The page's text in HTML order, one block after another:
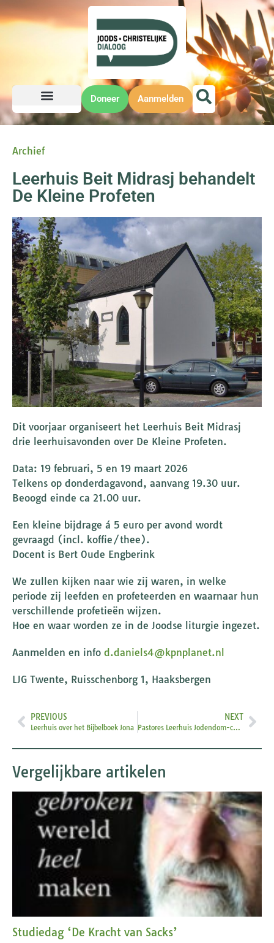
Doneer Aanmelden
Archief
Leerhuis Beit Midrasj behandelt
De Kleine Profeten
Dit voorjaar organiseert het Leerhuis Beit Midrasj
drie leerhuisavonden over De Kleine Profeten.
Data: 19 februari, 5 en 19 maart 2026
Telkens op donderdagavond, aanvang 19.30 uur.
Beoogd einde ca 21.00 uur.
Een kleine bijdrage á 5 euro per avond wordt
gevraagd (incl. koffie/thee).
Docent is Bert Oude Engberink
We zullen kijken naar wie zij waren, in welke
periode zij leefden en profeteerden en waarnaar hun
verschillende profetieën wijzen.
Hoe en waar worden ze in de Joodse liturgie ingezet.
Aanmelden en info d.daniels4@kpnplanet.nl
LJG Twente, Ruisschenborg 1, Haaksbergen
PREVIOUS
Leerhuis over het Bijbelboek Jona
NEXT
Pastores Leerhuis Jodendom-christendom
Vergelijkbare artikelen
Studiedag ‘De Kracht van Sacks’